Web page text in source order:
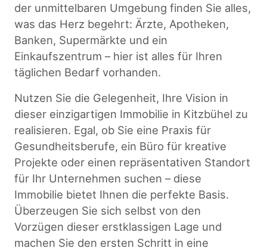
der unmittelbaren Umgebung finden Sie alles,
was das Herz begehrt: Ärzte, Apotheken,
Banken, Supermärkte und ein
Einkaufszentrum – hier ist alles für Ihren
täglichen Bedarf vorhanden.
Nutzen Sie die Gelegenheit, Ihre Vision in
dieser einzigartigen Immobilie in Kitzbühel zu
realisieren. Egal, ob Sie eine Praxis für
Gesundheitsberufe, ein Büro für kreative
Projekte oder einen repräsentativen Standort
für Ihr Unternehmen suchen – diese
Immobilie bietet Ihnen die perfekte Basis.
Überzeugen Sie sich selbst von den
Vorzügen dieser erstklassigen Lage und
machen Sie den ersten Schritt in eine